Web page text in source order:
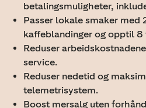
betalingsmuligheter,
Passer lokale smaker med
kaffeblandinger og opptil 8
Reduser
service.
Reduser nedetid og
telemetrisystem.
Boost mersalg uten